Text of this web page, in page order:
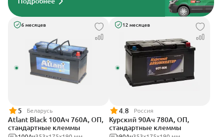
6 месяцев
5 Беларусь
Atlant Black 100Ач 760А, ОП,
стандартные клеммы
12 месяцев
4.8 Россия
Курский 90Ач 780А, ОП,
стандартные клеммы